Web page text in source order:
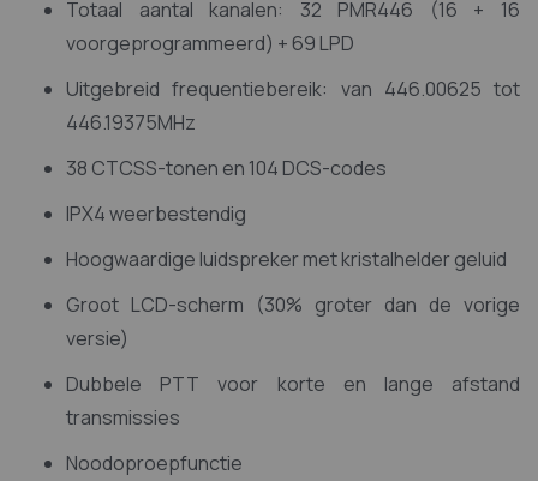
Totaal aantal kanalen: 32 PMR446 (16 + 16
voorgeprogrammeerd) + 69 LPD
Uitgebreid frequentiebereik: van 446.00625 tot
446.19375MHz
38 CTCSS-tonen en 104 DCS-codes
IPX4 weerbestendig
Hoogwaardige luidspreker met kristalhelder geluid
Groot LCD-scherm (30% groter dan de vorige
versie)
Dubbele PTT voor korte en lange afstand
transmissies
Noodoproepfunctie